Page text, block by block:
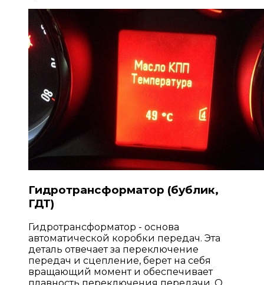
Гидротрансформатор (бублик,
ГДТ)
Гидротрансформатор - основа
автоматической коробки передач. Эта
деталь отвечает за переключение
передач и сцепление, берет на себя
вращающий момент и обеспечивает